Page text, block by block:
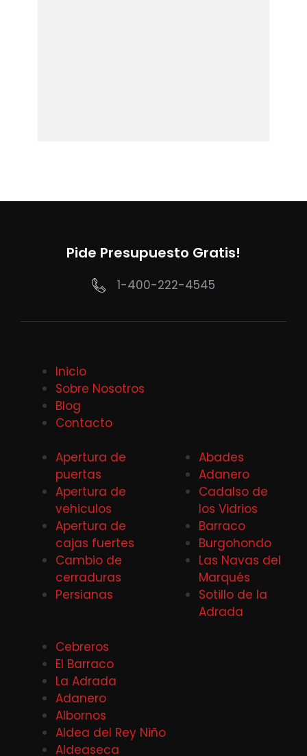
Pide Presupuesto Gratis!
1-400-222-4545
Inicio
Sobre Nosotros
Blog
Contacto
Apertura de
puertas
Apertura de
vehiculos
Apertura de
cajas fuertes
Cambio de
cerraduras
Persianas
Abades
Adanero
Cadalso de
los Vidrios
Barraco
Burgohondo
Las Navas del
Marqués
Sotillo de la
Adrada
Cebreros
El Barraco
La Adrada
Adanero
Albornos
Aldea del Rey Niño
Aldeaseca